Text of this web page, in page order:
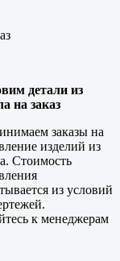
детали из
на заказ
заказы на
изделий из
Стоимость
из условий
к менеджерам